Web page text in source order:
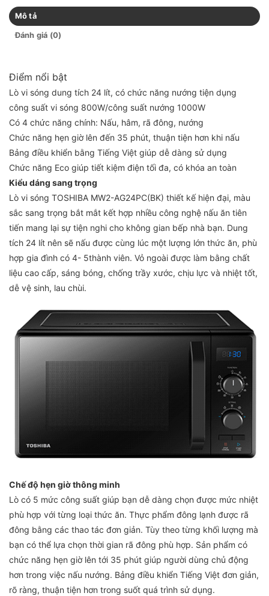
Mô tả
Đánh giá (0)
Điểm nổi bật
Lò vi sóng dung tích 24 lít, có chức năng nướng tiện dụng
công suất vi sóng 800W/công suất nướng 1000W
Có 4 chức năng chính: Nấu, hâm, rã đông, nướng
Chức năng hẹn giờ lên đến 35 phút, thuận tiện hơn khi nấu
Bảng điều khiển bằng Tiếng Việt giúp dễ dàng sử dụng
Chức năng Eco giúp tiết kiệm điện tối đa, có khóa an toàn
Kiểu dáng sang trọng
Lò vi sóng TOSHIBA MW2-AG24PC(BK) thiết kế hiện đại, màu
sắc sang trọng bắt mắt kết hợp nhiều công nghệ nấu ăn tiên
tiến mang lại sự tiện nghi cho không gian bếp nhà bạn. Dung
tích 24 lít nên sẽ nấu được cùng lúc một lượng lớn thức ăn, phù
hợp gia đình có 4- 5thành viên. Vỏ ngoài được làm bằng chất
liệu cao cấp, sáng bóng, chống trầy xước, chịu lực và nhiệt tốt,
dễ vệ sinh, lau chùi.
Chế độ hẹn giờ thông minh
Lò có 5 mức công suất giúp bạn dễ dàng chọn được mức nhiệt
phù hợp với từng loại thức ăn. Thực phẩm đông lạnh được rã
đông bằng các thao tác đơn giản. Tùy theo từng khối lượng mà
bạn có thể lựa chọn thời gian rã đông phù hợp. Sản phẩm có
chức năng hẹn giờ lên tới 35 phút giúp người dùng chủ động
hơn trong việc nấu nướng. Bảng điều khiển Tiếng Việt đơn giản,
rõ ràng, thuận tiện hơn trong suốt quá trình sử dụng.